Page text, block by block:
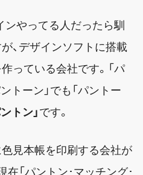
ンやってる人だったら馴
、デザインソフトに搭載
っている会社です。「パ
トーン」でも「パントー
ントン」です。
見本帳を印刷する会社が
在「パントン･マッチング･